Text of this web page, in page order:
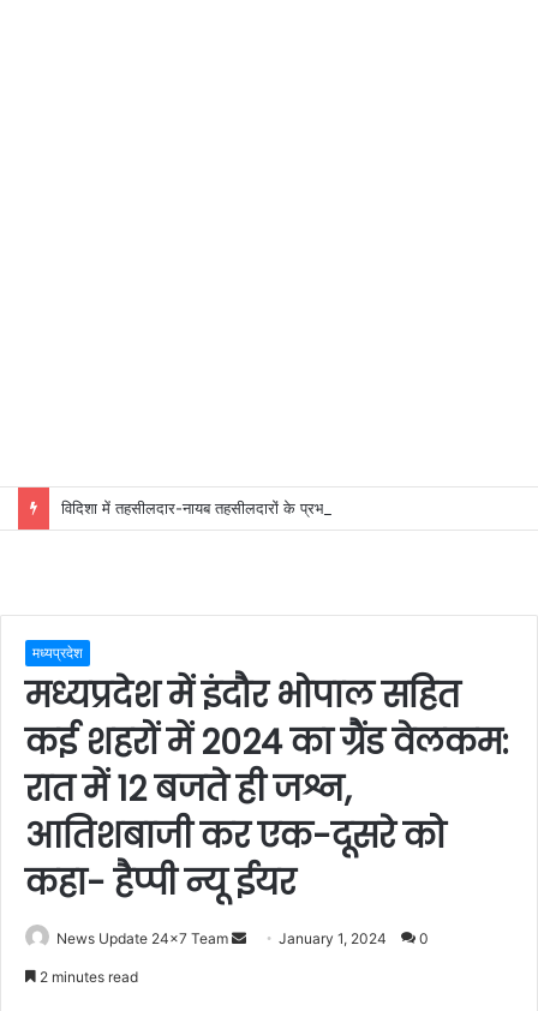
मध्यप्रदेश
मध्यप्रदेश में इंदौर भोपाल सहित
कई शहरों में 2024 का ग्रैंड वेलकम:
रात में 12 बजते ही जश्न,
आतिशबाजी कर एक-दूसरे को
कहा- हैप्पी न्यू ईयर
News Update 24x7 Team
Send January 1, 2024 0
2 minutes read